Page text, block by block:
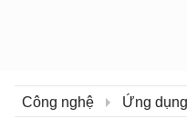
Công nghệ Ứng dụng